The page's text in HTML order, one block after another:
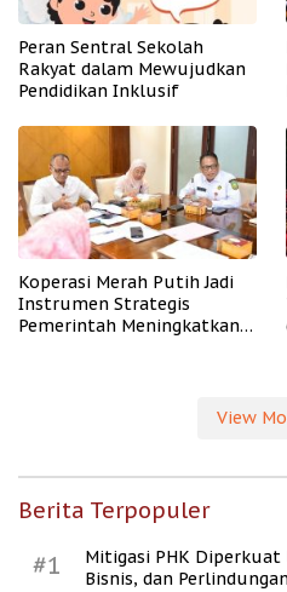
Peran Sentral Sekolah
Rakyat dalam Mewujudkan
Pendidikan Inklusif
Koperasi Merah Putih Jadi
Instrumen Strategis
Pemerintah Meningkatkan
View
Berita Terpopuler
#1
Mitigasi PHK
Bisnis, dan